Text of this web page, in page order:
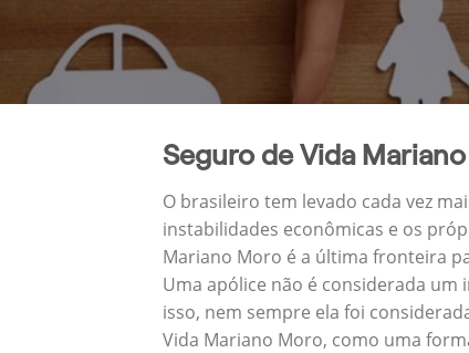
Seguro de Vida
O brasileiro tem levado cada vez
instabilidades econômicas e os
Mariano Moro é a última fronteira
Uma apólice não é considerada
isso, nem sempre ela foi
Vida Mariano Moro, como uma